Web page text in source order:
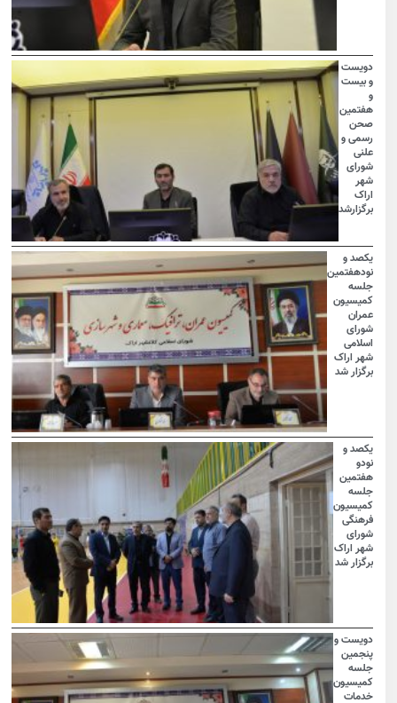
دویست
و بیست
هفتمین
صحن
رسمی و
علنی
شورای
شهر
اراک
برگزارشد
یکصد و
نودهفتمین
جلسه
کمیسیون
عمران
شورای
اسلامی
شهر اراک
برگزار شد
یکصد و
نودو
هفتمین
جلسه
کمیسیون
فرهنگی
شورای
شهر اراک
برگزار شد
دویست و
پنجمین
جلسه
کمیسیون
خدمات